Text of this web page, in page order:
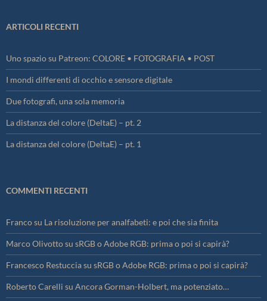
ARTICOLI RECENTI
Uno spazio su Patreon: COLORE • FOTOGRAFIA • POST
I mondi differenti di occhio e sensore digitale
Due fotografi, una sola memoria
La distanza del colore (DeltaE) – pt. 2
La distanza del colore (DeltaE) – pt. 1
COMMENTI RECENTI
Francosu La risoluzione per analfabeti: e poi che sia finita
Marco Olivottosu sRGB o Adobe RGB: prima o poi si capirà?
Francesco Restucciasu sRGB o Adobe RGB: prima o poi si capirà?
Roberto Carelli su Ancora Gorman-Holbert, ma potenziato…